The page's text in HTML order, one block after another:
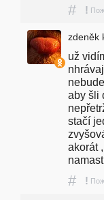
# !
zdeněk
už
aby šli
stačí
akorát
# !